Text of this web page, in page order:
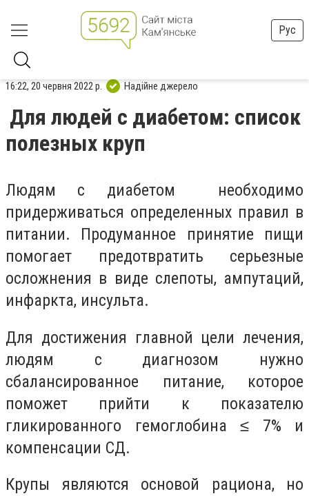
Рус
16:22, 20 червня 2022 р. Надійне джерело
Для людей с диабетом: список
полезных круп
Людям с диабетом необходимо
придерживаться определенных правил в
питании. Продуманное принятие пищи
помогает предотвратить серьезные
осложнения в виде слепоты, ампутаций,
инфаркта, инсульта.
Для достижения главной цели лечения,
людям с диагнозом нужно
сбалансированное питание, которое
поможет прийти к показателю
гликированного гемоглобина ≤ 7% и
компенсации СД.
Крупы являются основой рациона, но